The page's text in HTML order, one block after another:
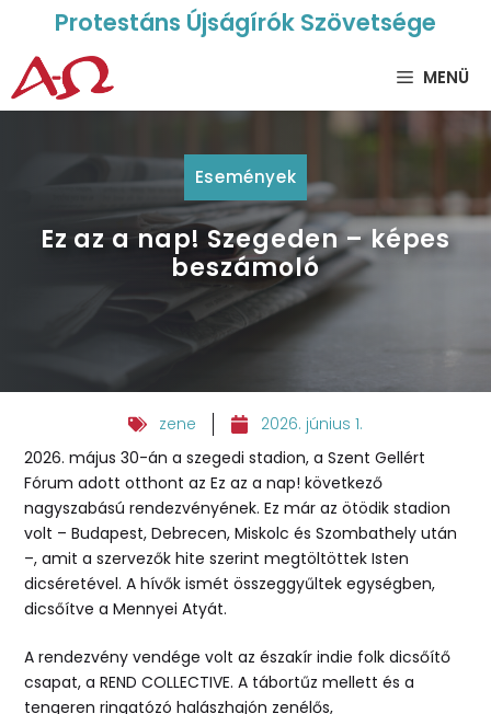
Protestáns Újságírók Szövetsége
MENÜ
Események
Ez az a nap! Szegeden – képes
beszámoló
zene
2026. június 1.
2026. május 30-án a szegedi stadion, a Szent Gellért
Fórum adott otthont az Ez az a nap! következő
nagyszabású rendezvényének. Ez már az ötödik stadion
volt – Budapest, Debrecen, Miskolc és Szombathely után
–, amit a szervezők hite szerint megtöltöttek Isten
dicséretével. A hívők ismét összeggyűltek egységben,
dicsőítve a Mennyei Atyát.
A rendezvény vendége volt az északír indie folk dicsőítő
csapat, a REND COLLECTIVE. A tábortűz mellett és a
tengeren ringatózó halászhajón zenélős,